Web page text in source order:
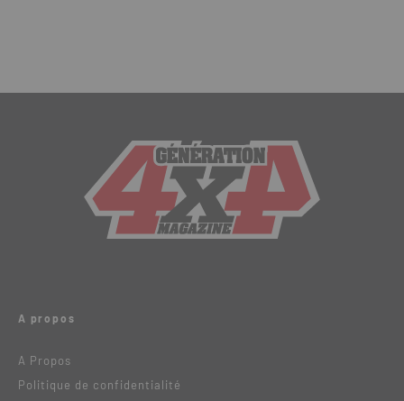
A propos
A Propos
Politique de confidentialité